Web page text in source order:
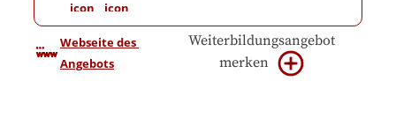
Webseite des
Angebots
Weiterbildungsangebot
merken